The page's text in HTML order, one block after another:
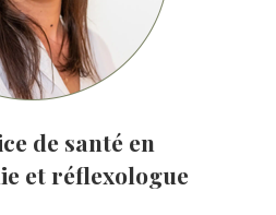
de santé en
et réflexologue